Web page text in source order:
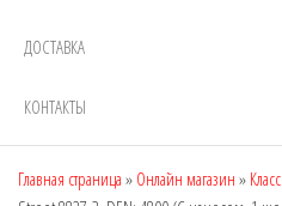
ДОСТАВКА
КОНТАКТЫ
Главная страница » Онлайн магазин »